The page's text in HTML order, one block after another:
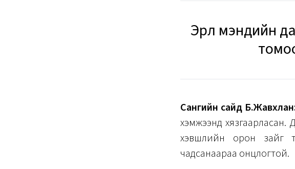
Эрүүл мэндийн
Сангийн сайд
хэмжээнд хязгаарласан.
хэвшлийн орон зайг
чадсанаараа онцлогтой.